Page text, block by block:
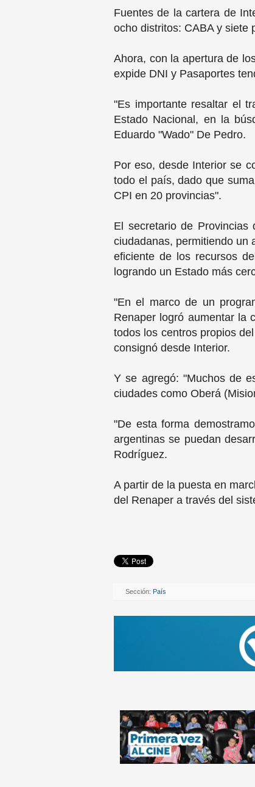
Fuentes de la cartera de
ocho distritos: CABA y siete
Ahora, con la apertura de
expide DNI y Pasaportes
"Es importante resaltar el
Estado Nacional, en la
Eduardo "Wado" De Pedro.
Por eso, desde Interior se
todo el país, dado que
CPI en 20 provincias".
El secretario de
ciudadanas, permitiendo un
eficiente de los recursos
logrando un Estado más
"En el marco de un
Renaper logró aumentar la
todos los centros propios
consignó desde Interior.
Y se agregó: "Muchos de
ciudades como Oberá
"De esta forma
argentinas se puedan
Rodríguez.
A partir de la puesta en
del Renaper a través del
Sección: País